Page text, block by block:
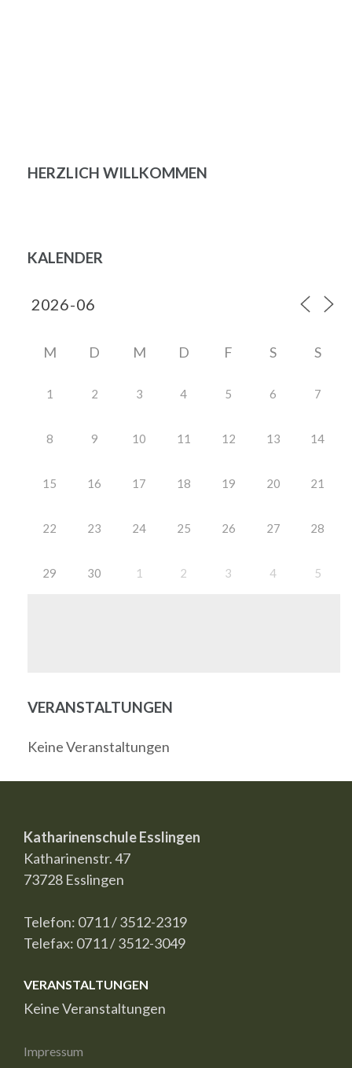
HERZLICH WILLKOMMEN
KALENDER
M D M D F S S
1 2 3 4 5 6 7
8 9 10 11 12 13 14
15 16 17 18 19 20 21
22 23 24 25 26 27 28
29 30 1 2 3 4 5
VERANSTALTUNGEN
Keine Veranstaltungen
Katharinenschule Esslingen
Katharinenstr. 47
73728 Esslingen
Telefon: 0711 / 3512-2319
Telefax: 0711 / 3512-3049
VERANSTALTUNGEN
Keine Veranstaltungen
Impressum